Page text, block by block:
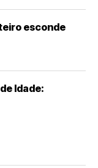
esconde
Idade: